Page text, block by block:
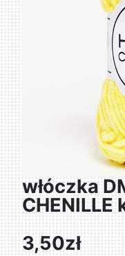
włóczka
CHENILLE
3,50zł